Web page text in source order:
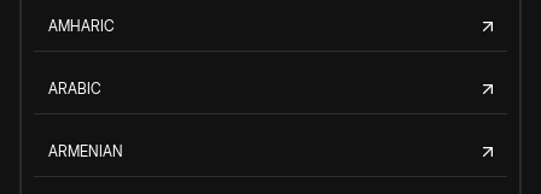
AMHARIC
ARABIC
ARMENIAN